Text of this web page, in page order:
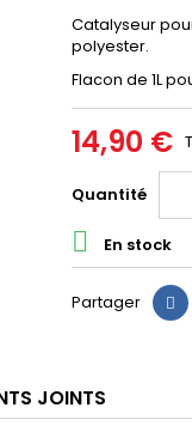
Catalyseur
polyester.
Flacon de 1L
14,90 €
Quantité
 En stock
Partager
JOINTS